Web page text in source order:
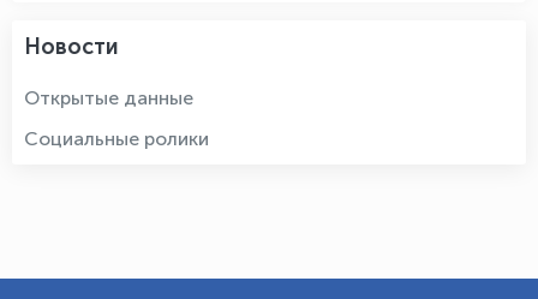
Новости
Открытые данные
Социальные ролики